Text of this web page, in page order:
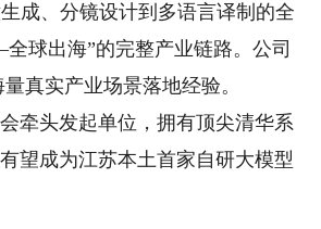
成、分镜设计到多语言译制的全
球出海”的完整产业链路。公司
真实产业场景落地经验。
头发起单位，拥有顶尖清华系
望成为江苏本土首家自研大模型